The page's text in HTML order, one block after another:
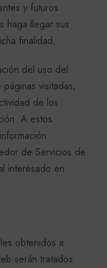
y futuros
haga llegar sus
finalidad.
del uso del
visitadas,
de los
A estos
de Servicios de
interesado en
obtenidos a
serán tratados